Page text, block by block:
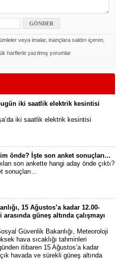
veya imalar, inançlara saldırı içeren,
harflerle yazılmış yorumlar
iki saatlik elektrik kesintisi
iki saatlik elektrik kesintisi
önde? İşte son anket sonuçları...
son ankette hangi aday önde çıktı?
sonuçları...
15 Ağustos’a kadar 12.00-
arasında güneş altında çalışmayı
Güvenlik Bakanlığı, Meteoroloji
hava sıcaklığı tahminleri
itibaren 15 Ağustos’a kadar
havada ve sürekli güneş altında